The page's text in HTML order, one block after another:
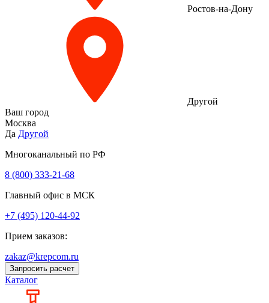
Ростов-на-Дону
Другой
Ваш город
Москва
Да Другой
Многоканальный по РФ
8 (800) 333‑21-68
Главный офис в МСК
+7 (495) 120-44-92
Прием заказов:
zakaz@krepcom.ru
Запросить расчет
Каталог